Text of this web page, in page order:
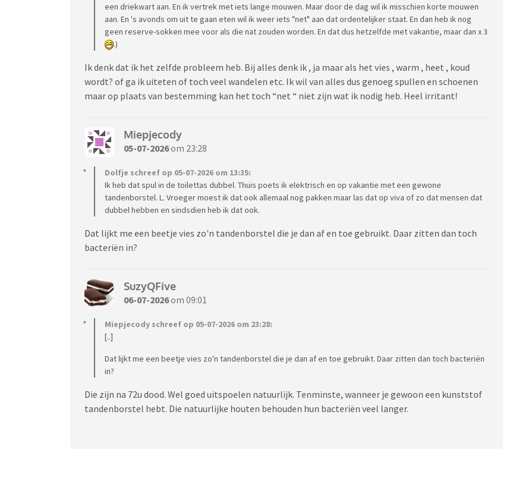
een driekwart aan. En ik vertrek met iets lange mouwen. Maar door de dag wil ik misschien korte mouwen
aan. En 's avonds om uit te gaan eten wil ik weer iets "net" aan dat ordentelijker staat. En dan heb ik nog
geen reserve-sokken mee voor als die nat zouden worden. En dat dus hetzelfde met vakantie, maar dan x 3
.)
Ik denk dat ik het zelfde probleem heb. Bij alles denk ik , ja maar als het vies , warm , heet , koud
wordt? of ga ik uiteten of toch veel wandelen etc. Ik wil van alles dus genoeg spullen en schoenen
maar op plaats van bestemming kan het toch “net “ niet zijn wat ik nodig heb. Heel irritant!
Miepjecody
05-07-2026om 23:28
Dolfje schreef op 05-07-2026 om 13:35:
Ik heb dat spul in de toilettas dubbel. Thuis poets ik elektrisch en op vakantie met een gewone
tandenborstel. L. Vroeger moest ik dat ook allemaal nog pakken maar las dat op viva of zo dat mensen dat
dubbel hebben en sindsdien heb ik dat ook.
Dat lijkt me een beetje vies zo'n tandenborstel die je dan af en toe gebruikt. Daar zitten dan toch
bacteriën in?
SuzyQFive
06-07-2026om 09:01
Miepjecody schreef op 05-07-2026 om 23:28:
[..]
Dat lijkt me een beetje vies zo'n tandenborstel die je dan af en toe gebruikt. Daar zitten dan toch bacteriën
in?
Die zijn na 72u dood. Wel goed uitspoelen natuurlijk. Tenminste, wanneer je gewoon een kunststof
tandenborstel hebt. Die natuurlijke houten behouden hun bacteriën veel langer.